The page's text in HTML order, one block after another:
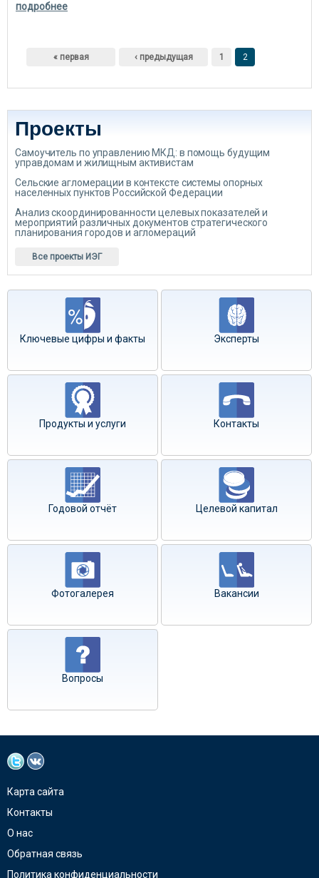
подробнее
Страницы
« первая ‹ предыдущая 1 2
Проекты
Самоучитель по управлению МКД: в помощь будущим
управдомам и жилищным активистам
Сельские агломерации в контексте системы опорных
населенных пунктов Российской Федерации
Анализ скоординированности целевых показателей и
мероприятий различных документов стратегического
планирования городов и агломераций
Все проекты ИЭГ
Ключевые цифры и факты Эксперты
Продукты и услуги Контакты
Годовой отчёт Целевой капитал
Фотогалерея Вакансии
Вопросы
Карта сайта
Контакты
О нас
Обратная связь
Политика конфиденциальности